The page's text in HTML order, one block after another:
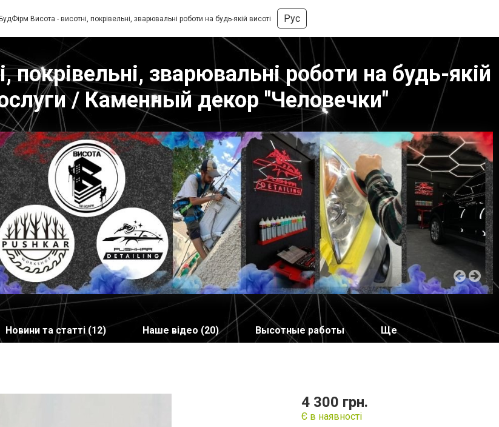
Висота - висотні, покрівельні, зварювальні роботи на будь-якій висоті Рус
зварювальні роботи на будь-якій
/ Каменный декор "Человечки"
Новини та статті (12) Наше відео (20) Высотные работы Ще
4 300 грн.
Є в наявності